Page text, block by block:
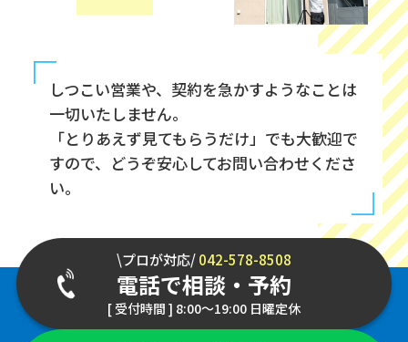
しつこい営業や、契約を急かすようなことは
一切いたしません。
「とりあえず見てもらうだけ」でも大歓迎で
すので、どうぞ安心してお問い合わせくださ
い。
\プロが対応/042-578-8508
電話で相談・予約
[ 受付時間 ] 8:00～19:00 日曜定休